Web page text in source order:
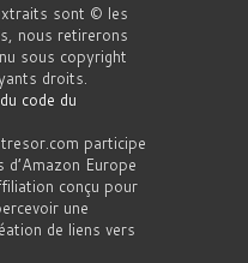
sont © les
nous retirerons
sous copyright
droits.
code du
participe
Europe
conçu pour
une
de liens vers